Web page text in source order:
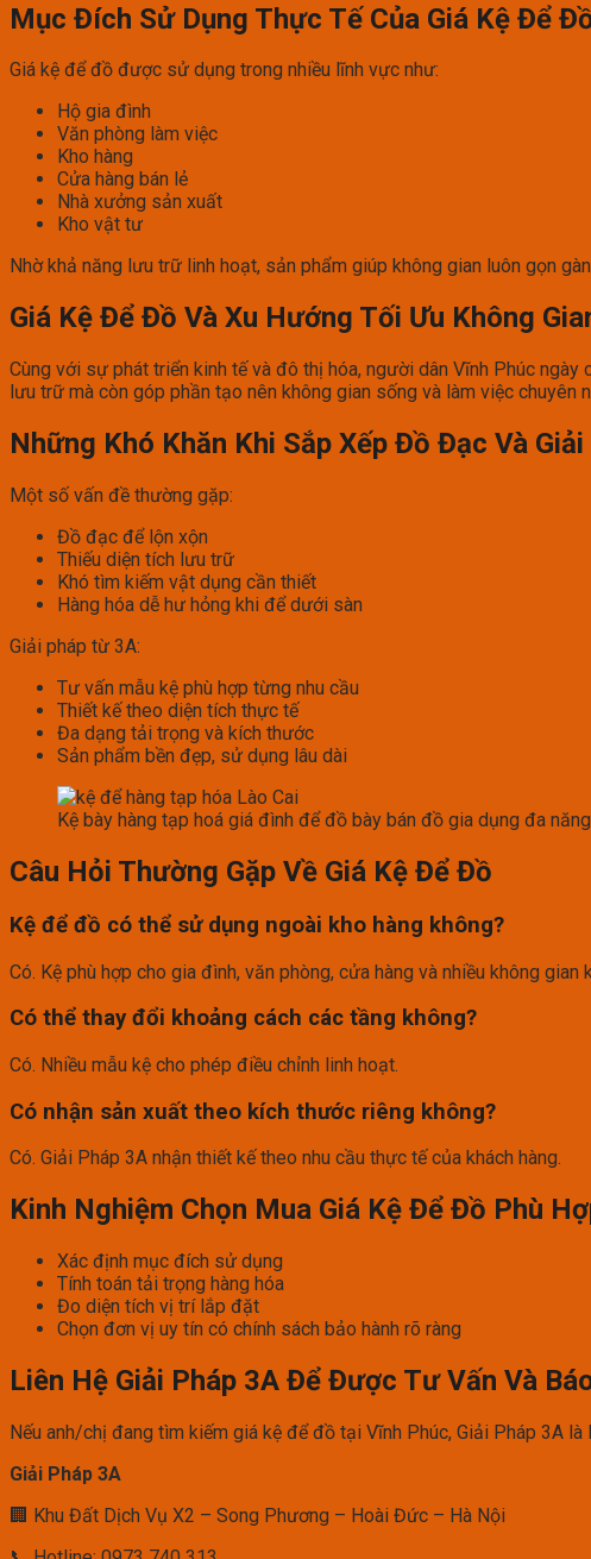
Mục Đích Sử Dụng Thực Tế Của Giá Kệ Để
Giá kệ để đồ được sử dụng trong nhiều lĩnh vực như:
Hộ gia đình
Văn phòng làm việc
Kho hàng
Cửa hàng bán lẻ
Nhà xưởng sản xuất
Kho vật tư
Nhờ khả năng lưu trữ linh hoạt, sản phẩm giúp không gian luôn gọn
Giá Kệ Để Đồ Và Xu Hướng Tối Ưu Không
Cùng với sự phát triển kinh tế và đô thị hóa, người dân Vĩnh Phúc
lưu trữ mà còn góp phần tạo nên không gian sống và làm việc chuyên
Những Khó Khăn Khi Sắp Xếp Đồ Đạc Và
Một số vấn đề thường gặp:
Đồ đạc để lộn xộn
Thiếu diện tích lưu trữ
Khó tìm kiếm vật dụng cần thiết
Hàng hóa dễ hư hỏng khi để dưới sàn
Giải pháp từ 3A:
Tư vấn mẫu kệ phù hợp từng nhu cầu
Thiết kế theo diện tích thực tế
Đa dạng tải trọng và kích thước
Sản phẩm bền đẹp, sử dụng lâu dài
Kệ bày hàng tạp hoá giá đình để đồ bày bán đồ gia dụng đa năng
Câu Hỏi Thường Gặp Về Giá Kệ Để Đồ
Kệ để đồ có thể sử dụng ngoài kho hàng không?
Có. Kệ phù hợp cho gia đình, văn phòng, cửa hàng và nhiều không gian
Có thể thay đổi khoảng cách các tầng không?
Có. Nhiều mẫu kệ cho phép điều chỉnh linh hoạt.
Có nhận sản xuất theo kích thước riêng không?
Có. Giải Pháp 3A nhận thiết kế theo nhu cầu thực tế của khách hàng.
Kinh Nghiệm Chọn Mua Giá Kệ Để Đồ Phù
Xác định mục đích sử dụng
Tính toán tải trọng hàng hóa
Đo diện tích vị trí lắp đặt
Chọn đơn vị uy tín có chính sách bảo hành rõ ràng
Liên Hệ Giải Pháp 3A Để Được Tư Vấn Và
Nếu anh/chị đang tìm kiếm giá kệ để đồ tại Vĩnh Phúc, Giải Pháp 3A
Giải Pháp 3A
🏢 Khu Đất Dịch Vụ X2 – Song Phương – Hoài Đức – Hà Nội